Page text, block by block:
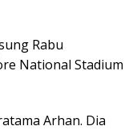
Rabu
National Stadium
Arhan. Dia